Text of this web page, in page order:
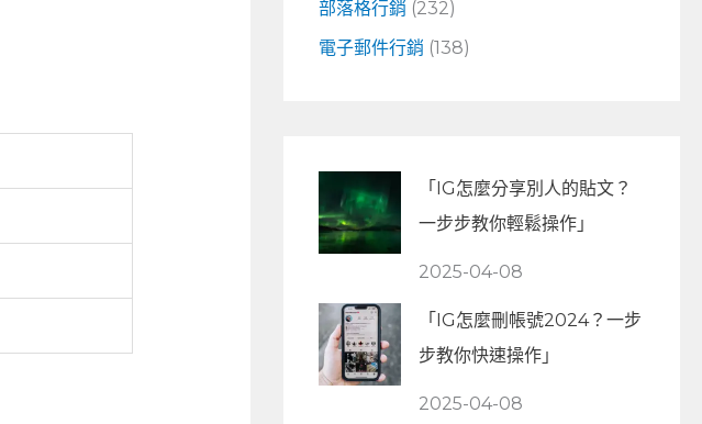
部落格行銷 (232)
電子郵件行銷 (138)
「IG怎麼分享別人的貼文？
一步步教你輕鬆操作」
2025-04-08
「IG怎麼刪帳號2024？一步
步教你快速操作」
2025-04-08